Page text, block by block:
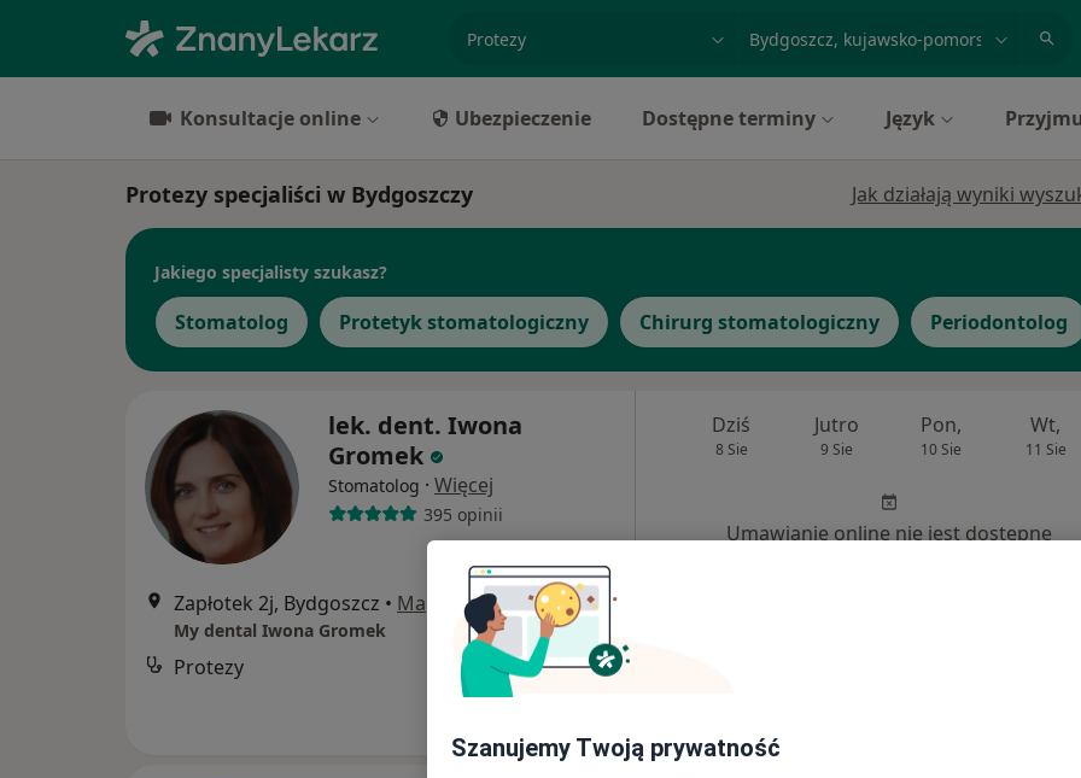
Konsultacje online Ubezpieczenie Dostępne terminy Język
Protezy specjaliści w Bydgoszczy Jak działają wyniki
Jakiego specjalisty szukasz?
Stomatolog Protetyk stomatologiczny Chirurg stomatologiczny Periodontolog
lek. dent. Iwona
Gromek
Stomatolog · Więcej
395 opinii
Zapłotek 2j, Bydgoszcz • Mapa
My dental Iwona Gromek
Protezy od 1 800 zł
Dziś
8 Sie
Jutro
9 Sie
Pon,
10 Sie
Wt,
11 Sie
Umawianie online nie jest dostępne
Szanujemy Twoją prywatność